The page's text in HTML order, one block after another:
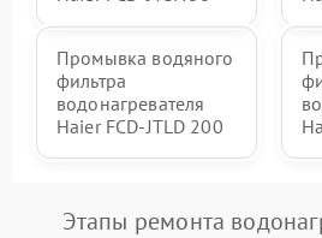
Промывка водяного
фильтра
водонагревателя
Haier FCD-JTLD 200
Этапы ремонта